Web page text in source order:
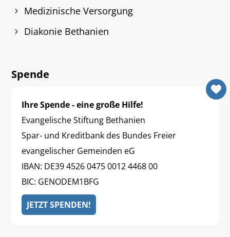
Medizinische Versorgung
Diakonie Bethanien
Spende
Ihre Spende - eine große Hilfe!
Evangelische Stiftung Bethanien
Spar- und Kreditbank des Bundes Freier
evangelischer Gemeinden eG
IBAN: DE39 4526 0475 0012 4468 00
BIC: GENODEM1BFG
JETZT SPENDEN!